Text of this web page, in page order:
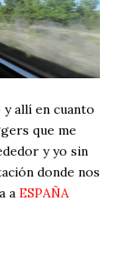
allí en cuanto
que me
y yo sin
donde nos
a ESPAÑA